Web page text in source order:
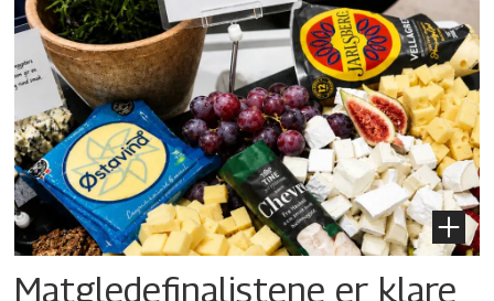
Matgledefinalistene er klare